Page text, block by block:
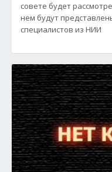
совете будет
нем будут
специалистов из НИИ